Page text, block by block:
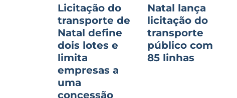
Licitação do
transporte de
Natal define
dois lotes e
limita
empresas a
uma
concessão
Natal lança
licitação do
transporte
público com
85 linhas